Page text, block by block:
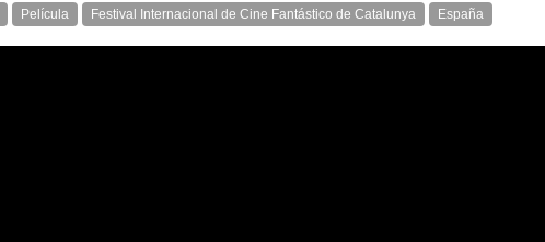
Película Festival Internacional de Cine Fantástico de Catalunya España